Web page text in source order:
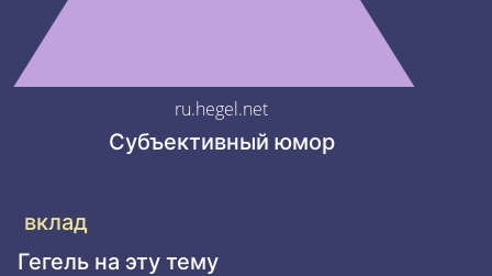
ru.hegel.net
Субъективный юмор
вклад
Гегель на эту тему